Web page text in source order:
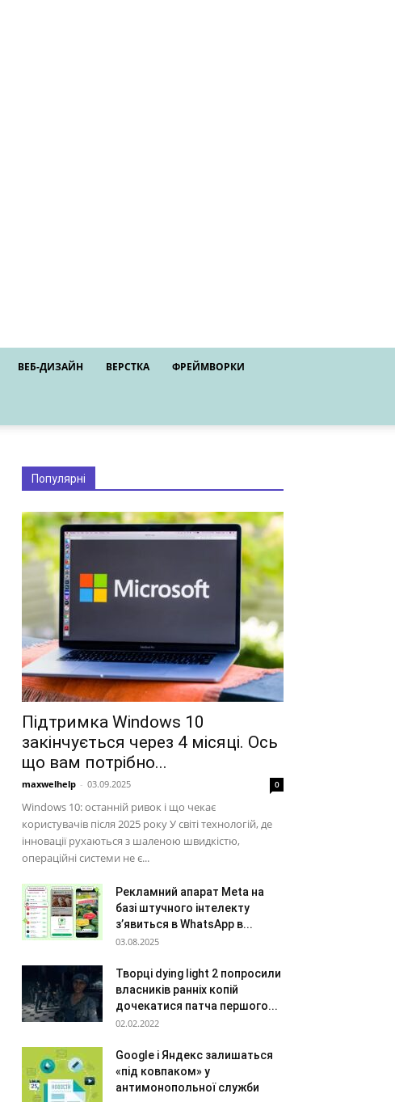
ВЕБ-ДИЗАЙН ВЕРСТКА ФРЕЙМВОРКИ
Популярні
Підтримка Windows 10
закінчується через 4 місяці. Ось
що вам потрібно...
maxwelhelp - 03.09.2025 0
Windows 10: останній ривок і що чекає
користувачів після 2025 року У світі технологій, де
інновації рухаються з шаленою швидкістю,
операційні системи не є...
Рекламний апарат Meta на
базі штучного інтелекту
з’явиться в WhatsApp в...
03.08.2025
Творці dying light 2 попросили
власників ранніх копій
дочекатися патча першого...
02.02.2022
Google і Яндекс залишаться
«під ковпаком» у
антимонопольної служби